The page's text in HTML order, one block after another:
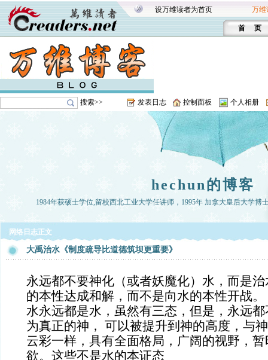
设万维读者为首页 万维
首 页
搜索>> 发表日志 控制面板 个人相册
hechun的博客
1984年获硕士学位,留校西北工业大学任讲师，1995年 加拿大皇后大学博
网络日志正文
大禹治水《制度疏导比道德筑坝更重要》
永远都不要神化（或者妖魔化）水，而是
的本性达成和解，而不是向水的本性开战。
水永远都是水，虽然有三态，但是，永远
为真正的神， 可以被提升到神的高度，与
云彩一样，具有全面格局，广阔的视野，
欲。这些不是水的本证态